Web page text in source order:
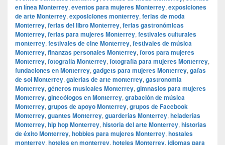
en línea Monterrey, eventos para mujeres Monterrey, exposiciones
de arte Monterrey, exposiciones monterrey, ferias de moda
Monterrey, ferias del libro Monterrey, ferias gastronómicas
Monterrey, ferias para mujeres Monterrey, festivales culturales
monterrey, festivales de cine Monterrey, festivales de música
Monterrey, finanzas personales Monterrey, foros para mujeres
Monterrey, fotografía Monterrey, fotografía para mujeres Monterrey,
fundaciones en Monterrey, gadgets para mujeres Monterrey, gafas
de sol Monterrey, galerías de arte monterrey, gastronomía
Monterrey, géneros musicales Monterrey, gimnasios para mujeres
Monterrey, ginecólogos en Monterrey, grabación de música
Monterrey, grupos de apoyo Monterrey, grupos de Facebook
Monterrey, guantes Monterrey, guarderías Monterrey, heladerías
Monterrey, hip hop Monterrey, historia del arte Monterrey, historias
de éxito Monterrey, hobbies para mujeres Monterrey, hostales
monterrey, hoteles en monterrey, hoteles Monterrey, idiomas para